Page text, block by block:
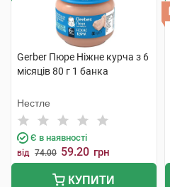
Gerber Пюре Ніжне курча з 6
місяців 80 г 1 банка
Нестле
Є в наявності
від 74.00 59.20 грн
КУПИТИ